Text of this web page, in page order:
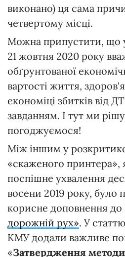
виконано) ця сама
четвертому місці.
Можна припустити, що
21 жовтня 2020 року
обґрунтованої
вартості життя,
економіці збитків від
завданням. І тут ми
погоджуємося!
Між іншим у
«скаженого принтера»,
поспішне ухвалення
восени 2019 року, було
корисне доповнення до
дорожній рух». У
КМУ додали важливе
«Затвердження